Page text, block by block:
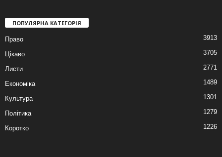
ПОПУЛЯРНА КАТЕГОРІЯ
Право 3913
Цікаво 3705
Листи 2771
Економіка 1489
Культура 1301
Політика 1279
Коротко 1226